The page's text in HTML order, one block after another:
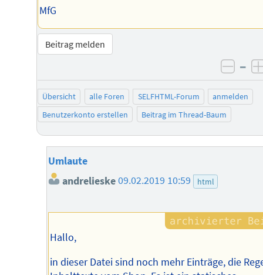
MfG
Beitrag melden
–
Übersicht alle Foren SELFHTML-Forum
anmelden
Benutzerkonto erstellen
Beitrag im Thread-Baum
Umlaute
andrelieske09.02.2019 10:59 html
Hallo,
in dieser Datei sind noch mehr Einträge, die